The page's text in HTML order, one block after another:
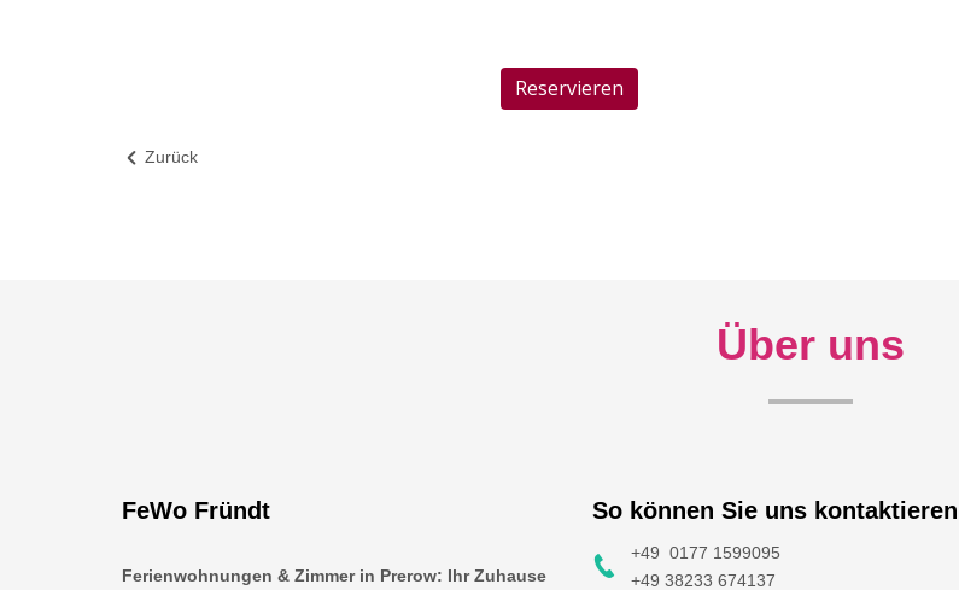
Reservieren
Zurück
Über uns
FeWo Fründt
Ferienwohnungen & Zimmer in Prerow: Ihr Zuhause
So können Sie uns kontaktieren
+49 0177 1599095
+49 38233 674137